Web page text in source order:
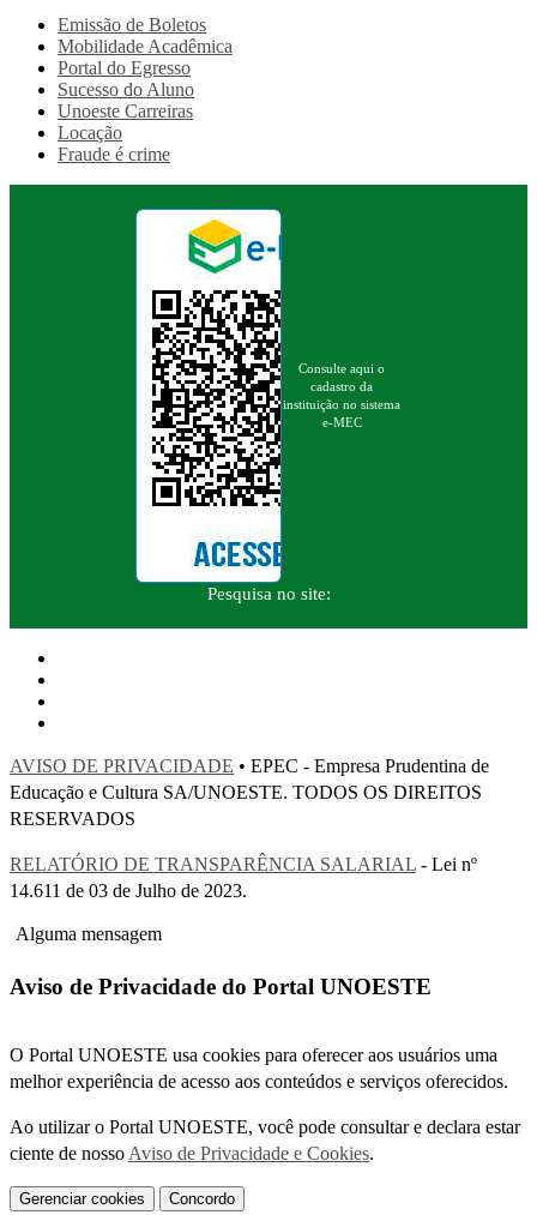
Emissão de Boletos
Mobilidade Acadêmica
Portal do Egresso
Sucesso do Aluno
Unoeste Carreiras
Locação
Fraude é crime
Consulte aqui o
cadastro da
instituição no sistema
e-MEC
Pesquisa no site:
AVISO DE PRIVACIDADE • EPEC - Empresa Prudentina de
Educação e Cultura SA/UNOESTE. TODOS OS DIREITOS
RESERVADOS
RELATÓRIO DE TRANSPARÊNCIA SALARIAL - Lei nº
14.611 de 03 de Julho de 2023.
Alguma mensagem
Aviso de Privacidade do Portal UNOESTE
O Portal UNOESTE usa cookies para oferecer aos usuários uma
melhor experiência de acesso aos conteúdos e serviços oferecidos.
Ao utilizar o Portal UNOESTE, você pode consultar e declara estar
ciente de nosso Aviso de Privacidade e Cookies.
Gerenciar cookies Concordo